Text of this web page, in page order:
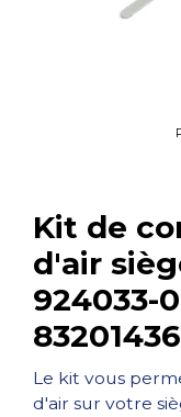
Kit de
d'air
924033-
Le kit vous
d'air sur votre